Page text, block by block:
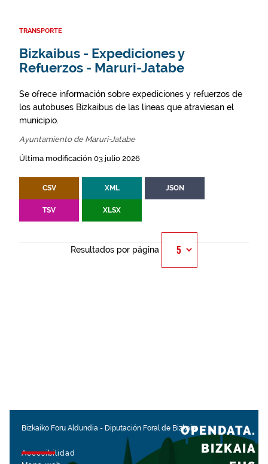
TRANSPORTE
Bizkaibus - Expediciones y
Refuerzos - Maruri-Jatabe
Se ofrece información sobre expediciones y refuerzos de
los autobuses Bizkaibus de las líneas que atraviesan el
municipio.
Ayuntamiento de Maruri-Jatabe
Última modificación 03 julio 2026
CSV XML JSON
TSV XLSX
Resultados por página
Bizkaiko Foru Aldundia - Diputación Foral de Bizkaia
Accesibilidad
OPENDATA.
BIZKAIA